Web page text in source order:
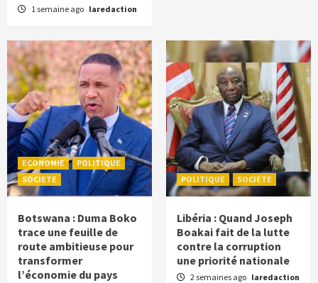
1 semaine ago laredaction
ECONOMIE
POLITIQUE
SOCIETE
Botswana : Duma Boko
trace une feuille de
route ambitieuse pour
transformer
l’économie du pays
POLITIQUE SOCIETE
Libéria : Quand Joseph
Boakai fait de la lutte
contre la corruption
une priorité nationale
2 semaines ago laredaction